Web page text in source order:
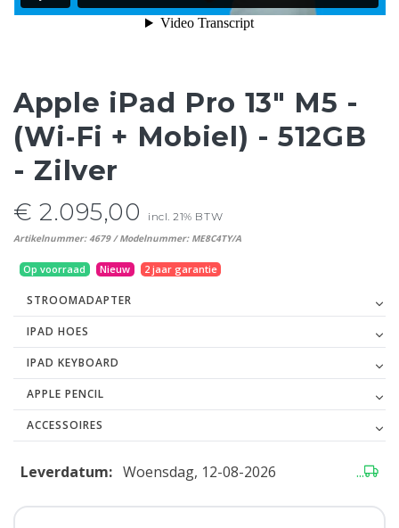
Apple iPad Pro 13" M5 -
(Wi‑Fi + Mobiel) - 512GB
- Zilver
€ 2.095,00 incl. 21% BTW
Artikelnummer: 4679 / Modelnummer: ME8C4TY/A
Op voorraad Nieuw 2 jaar garantie
STROOMADAPTER
IPAD HOES
IPAD KEYBOARD
APPLE PENCIL
ACCESSOIRES
Leverdatum: Woensdag, 12-08-2026 ...